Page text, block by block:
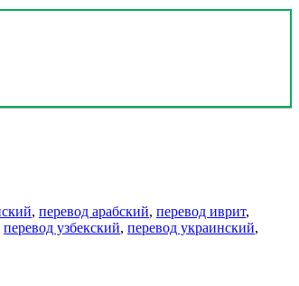
, перевод арабский, перевод иврит,
перевод узбекский, перевод украинский,